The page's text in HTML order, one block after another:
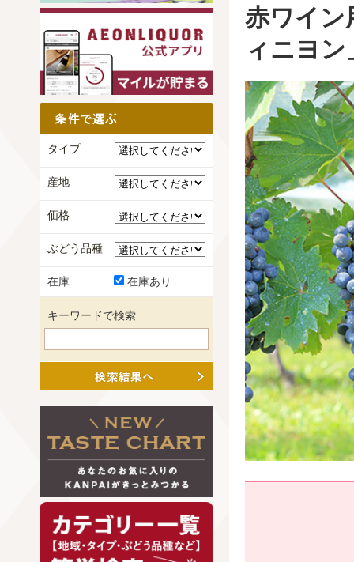
赤ワイン
ィニヨ
タイプ
産地
価格
ぶどう品種
在庫 在庫あり
キーワードで検索